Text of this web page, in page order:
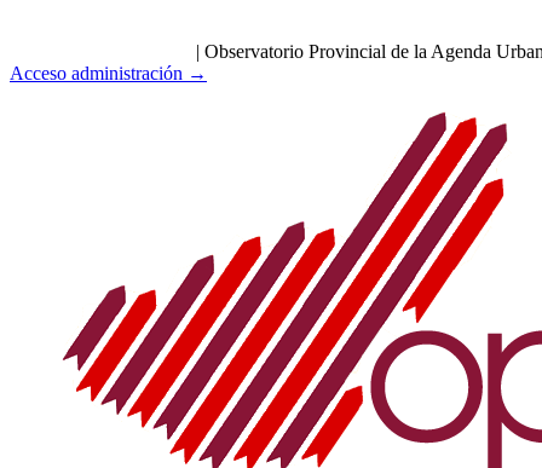
| Observatorio Provincial de la Agenda
Acceso administración →